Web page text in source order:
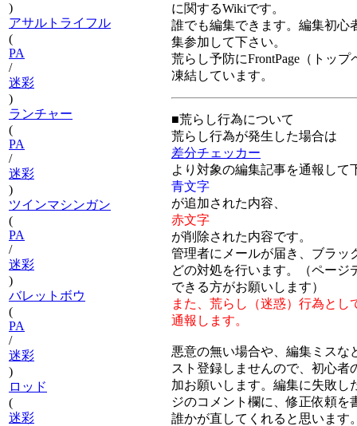
)
アサルトライフル
(
PA
/
迷彩
)
ランチャー
(
PA
/
迷彩
)
ツインマシンガン
(
PA
/
迷彩
)
バレットボウ
(
PA
/
迷彩
)
ロッド
(
迷彩
に関するWikiです。
誰でも編集できます。編集初心
集参加して下さい。
荒らし予防にFrontPage（トップ
凍結しています。
■荒らし行為について
荒らし行為が発生した場合は
差分チェッカー
より対象の編集記事を通報して
青文字
が追加された内容、
赤文字
が削除された内容です。
管理者にメールが届き、ブラッ
どの対処を行います。（ページ
できる方がお願いします）
また、荒らし（迷惑）行為とし
通報します。
悪意の無い場合や、編集ミスな
スト登録しませんので、初心者
加お願いします。編集に失敗し
ジのコメント欄に、修正依頼を
誰かが直してくれると思います